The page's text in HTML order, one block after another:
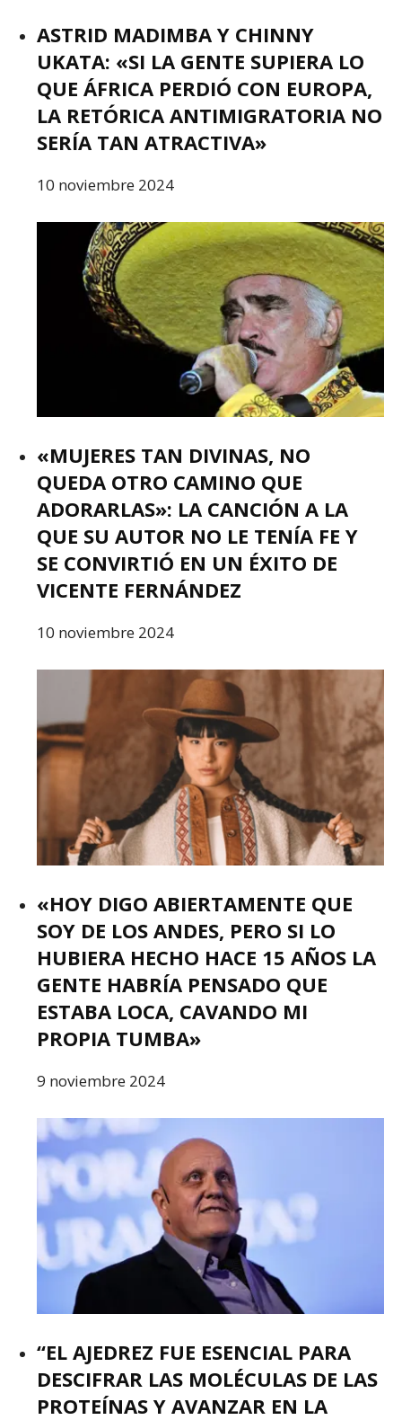
ASTRID MADIMBA Y CHINNY
UKATA: «SI LA GENTE SUPIERA LO
QUE ÁFRICA PERDIÓ CON EUROPA,
LA RETÓRICA ANTIMIGRATORIA NO
SERÍA TAN ATRACTIVA»
10 noviembre 2024
«MUJERES TAN DIVINAS, NO
QUEDA OTRO CAMINO QUE
ADORARLAS»: LA CANCIÓN A LA
QUE SU AUTOR NO LE TENÍA FE Y
SE CONVIRTIÓ EN UN ÉXITO DE
VICENTE FERNÁNDEZ
10 noviembre 2024
«HOY DIGO ABIERTAMENTE QUE
SOY DE LOS ANDES, PERO SI LO
HUBIERA HECHO HACE 15 AÑOS LA
GENTE HABRÍA PENSADO QUE
ESTABA LOCA, CAVANDO MI
PROPIA TUMBA»
9 noviembre 2024
“EL AJEDREZ FUE ESENCIAL PARA
DESCIFRAR LAS MOLÉCULAS DE LAS
PROTEÍNAS Y AVANZAR EN LA